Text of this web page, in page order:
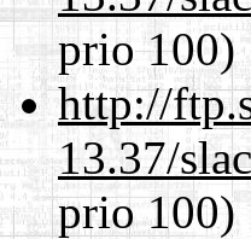
prio 100)
http://
13.37/
prio 100)